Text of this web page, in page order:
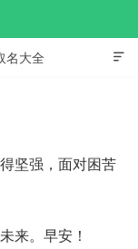

名大全
坚强，面对困苦
来。早安！